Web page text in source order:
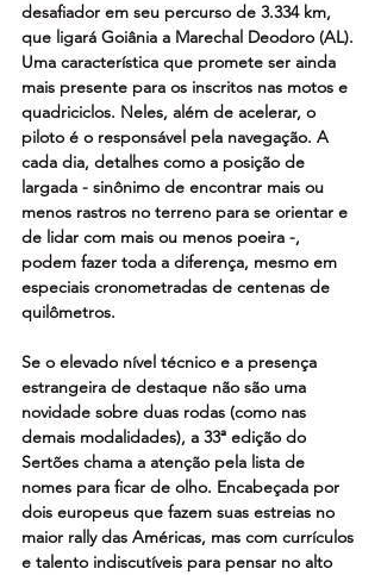
desafiador em seu percurso de 3.334 km,
que ligará Goiânia a Marechal Deodoro (AL).
Uma característica que promete ser ainda
mais presente para os inscritos nas motos e
quadriciclos. Neles, além de acelerar, o
piloto é o responsável pela navegação. A
cada dia, detalhes como a posição de
largada - sinônimo de encontrar mais ou
menos rastros no terreno para se orientar e
de lidar com mais ou menos poeira -,
podem fazer toda a diferença, mesmo em
especiais cronometradas de centenas de
quilômetros.
Se o elevado nível técnico e a presença
estrangeira de destaque não são uma
novidade sobre duas rodas (como nas
demais modalidades), a 33ª edição do
Sertões chama a atenção pela lista de
nomes para ficar de olho. Encabeçada por
dois europeus que fazem suas estreias no
maior rally das Américas, mas com currículos
e talento indiscutíveis para pensar no alto